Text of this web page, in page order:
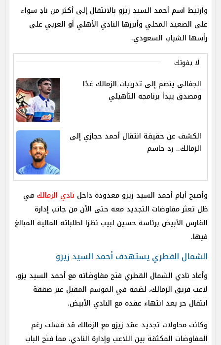
وارتبط اسم أحمد السيد زيزو بالانتقال إلى أكثر من نادِ سواء
على الصعيد المحلي وأبرزها النادي الأهلي أو العربي على
رأسها الشباب السعودي.
لا يفوتك
الجفالي ينضم إلى تدريبات الزمالك غدًا
ومصدق يبدأ برنامجه التأهيلي
الكشف عن حقيقة انتقال أحمد حجازي إلى
الزمالك.. رد حاسم
وأصبح أيام أحمد السيد زيزو معدودة داخل نادي الزمالك في
ظل تعثر مفاوضات التجديد معه حتى الأن من جانب إدارة
الفارس الأبيض برئاسة حسين لبيب نظرًا لطلباته المالية المبالغ
فيها.
الشمال القطري يستهدف أحمد السيد زيزو
وأعاد نادي الشمال القطري فتح مفاوضاته مع أحمد السيد يزو،
لاعب فريق الزمالك، لضمه في الموسم المقبل عبر صفقة
انتقال حر بعد انتهاء عقده مع النادي الأبيض.
وكانت محاولات تجديد عقد زيزو مع الزمالك قد فشلت رغم
المفاوضات المكثفة بين اللاعب وإدارة النادي، مما فتح الباب